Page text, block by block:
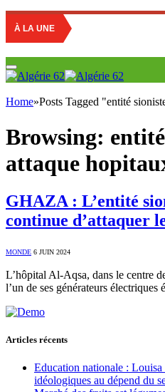
À LA UNE
Home»Posts Tagged "entité
Browsing:
attaque
GHAZA : L’entité
continue d’attaquer
MONDE 6 JUIN 2024
L’hôpital Al-Aqsa, dans le centre
l’un de ses générateurs
Articles récents
Education nationale : Louisa
idéologiques au dépend du